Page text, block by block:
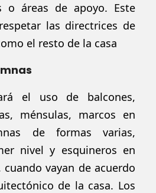
o áreas de apoyo. Este
las directrices de
el resto de la casa
el uso de balcones,
ménsulas, marcos en
de formas varias,
nivel y esquineros en
vayan de acuerdo
de la casa. Los